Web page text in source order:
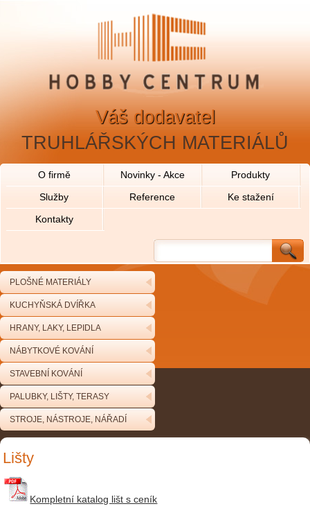
Váš dodavatel
TRUHLÁŘSKÝCH MATERIÁLŮ
O firmě Novinky - Akce
Produkty
Služby
Reference
Ke stažení
Kontakty
PLOŠNÉ MATERIÁLY
KUCHYŇSKÁ DVÍŘKA
HRANY, LAKY, LEPIDLA
NÁBYTKOVÉ KOVÁNÍ
STAVEBNÍ KOVÁNÍ
PALUBKY, LIŠTY, TERASY
STROJE, NÁSTROJE, NÁŘADÍ
Lišty
Kompletní katalog lišt s ceník